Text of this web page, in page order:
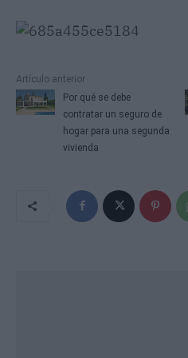
Artículo anterior
Por qué se debe
contratar un seguro de
hogar para una segunda
vivienda